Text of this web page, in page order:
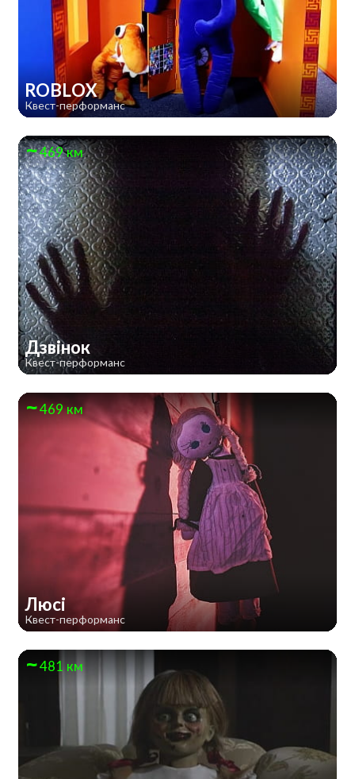
ROBLOX
Квест-перформанс
469 км
Дзвінок
Квест-перформанс
469 км
Люсі
Квест-перформанс
481 км